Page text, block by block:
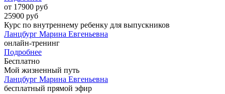
от 17900 руб
25900 руб
Курс по внутреннему ребенку для выпускников
Ланцбург Марина Евгеньевна
онлайн-тренинг
Подробнее
Бесплатно
Мой жизненный путь
Ланцбург Марина Евгеньевна
бесплатный прямой эфир